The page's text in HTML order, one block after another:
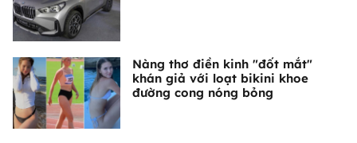
Nàng thơ điền kinh "đốt mắt"
khán giả với loạt bikini khoe
đường cong nóng bỏng